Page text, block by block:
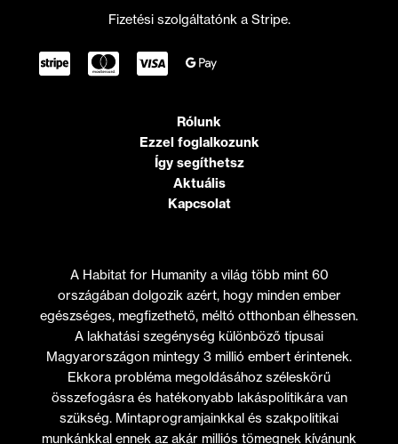
Fizetési szolgáltatónk a Stripe.
Rólunk
Ezzel foglalkozunk
Így segíthetsz
Aktuális
Kapcsolat
A Habitat for Humanity a világ több mint 60
országában dolgozik azért, hogy minden ember
egészséges, megfizethető, méltó otthonban élhessen.
A lakhatási szegénység különböző típusai
Magyarországon mintegy 3 millió embert érintenek.
Ekkora probléma megoldásához széleskörű
összefogásra és hatékonyabb lakáspolitikára van
szükség. Mintaprogramjainkkal és szakpolitikai
munkánkkal ennek az akár milliós tömegnek kívánunk